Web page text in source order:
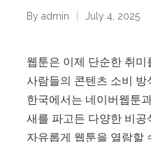
Posted
By admin July 4, 2025
웹툰은 이제 단순한 취
사람들의 콘텐츠 소비 방
한국에서는 네이버웹툰
새를 파고든 다양한 비
자유롭게 웹툰을 열람할